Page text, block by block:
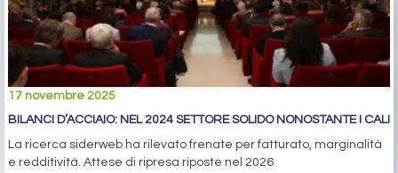
17 novembre 2025
BILANCI D’ACCIAIO: NEL 2024 SETTORE SOLIDO NONOSTANTE I CALI
La ricerca siderweb ha rilevato frenate per fatturato, marginalità
e redditività. Attese di ripresa riposte nel 2026